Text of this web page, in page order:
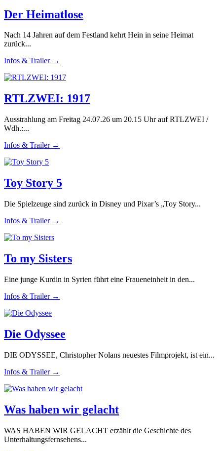
Der Heimatlose
Nach 14 Jahren auf dem Festland kehrt Hein in seine Heimat
zurück...
Infos & Trailer →
RTLZWEI: 1917
Ausstrahlung am Freitag 24.07.26 um 20.15 Uhr auf RTLZWEI /
Wdh.:...
Infos & Trailer →
Toy Story 5
Die Spielzeuge sind zurück in Disney und Pixar’s „Toy Story...
Infos & Trailer →
To my Sisters
Eine junge Kurdin in Syrien führt eine Fraueneinheit in den...
Infos & Trailer →
Die Odyssee
DIE ODYSSEE, Christopher Nolans neuestes Filmprojekt, ist ein...
Infos & Trailer →
Was haben wir gelacht
WAS HABEN WIR GELACHT erzählt die Geschichte des
Unterhaltungsfernsehens...